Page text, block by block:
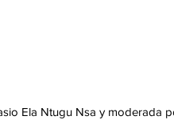
Ela Ntugu Nsa y moderada